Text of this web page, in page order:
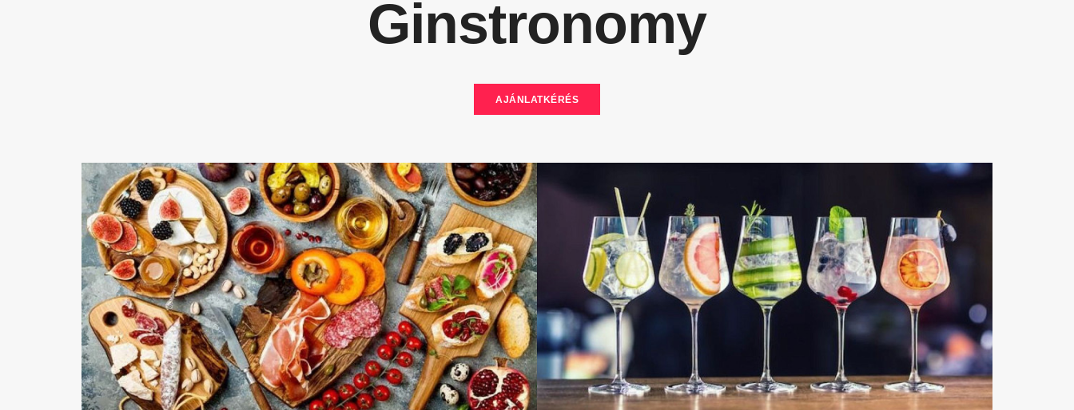
Ginstronomy
AJÁNLATKÉRÉS